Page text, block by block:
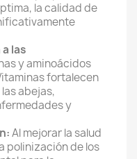
la calidad de
las
y aminoácidos
fortalecen
abejas,
y
Al mejorar la salud
polinización de los